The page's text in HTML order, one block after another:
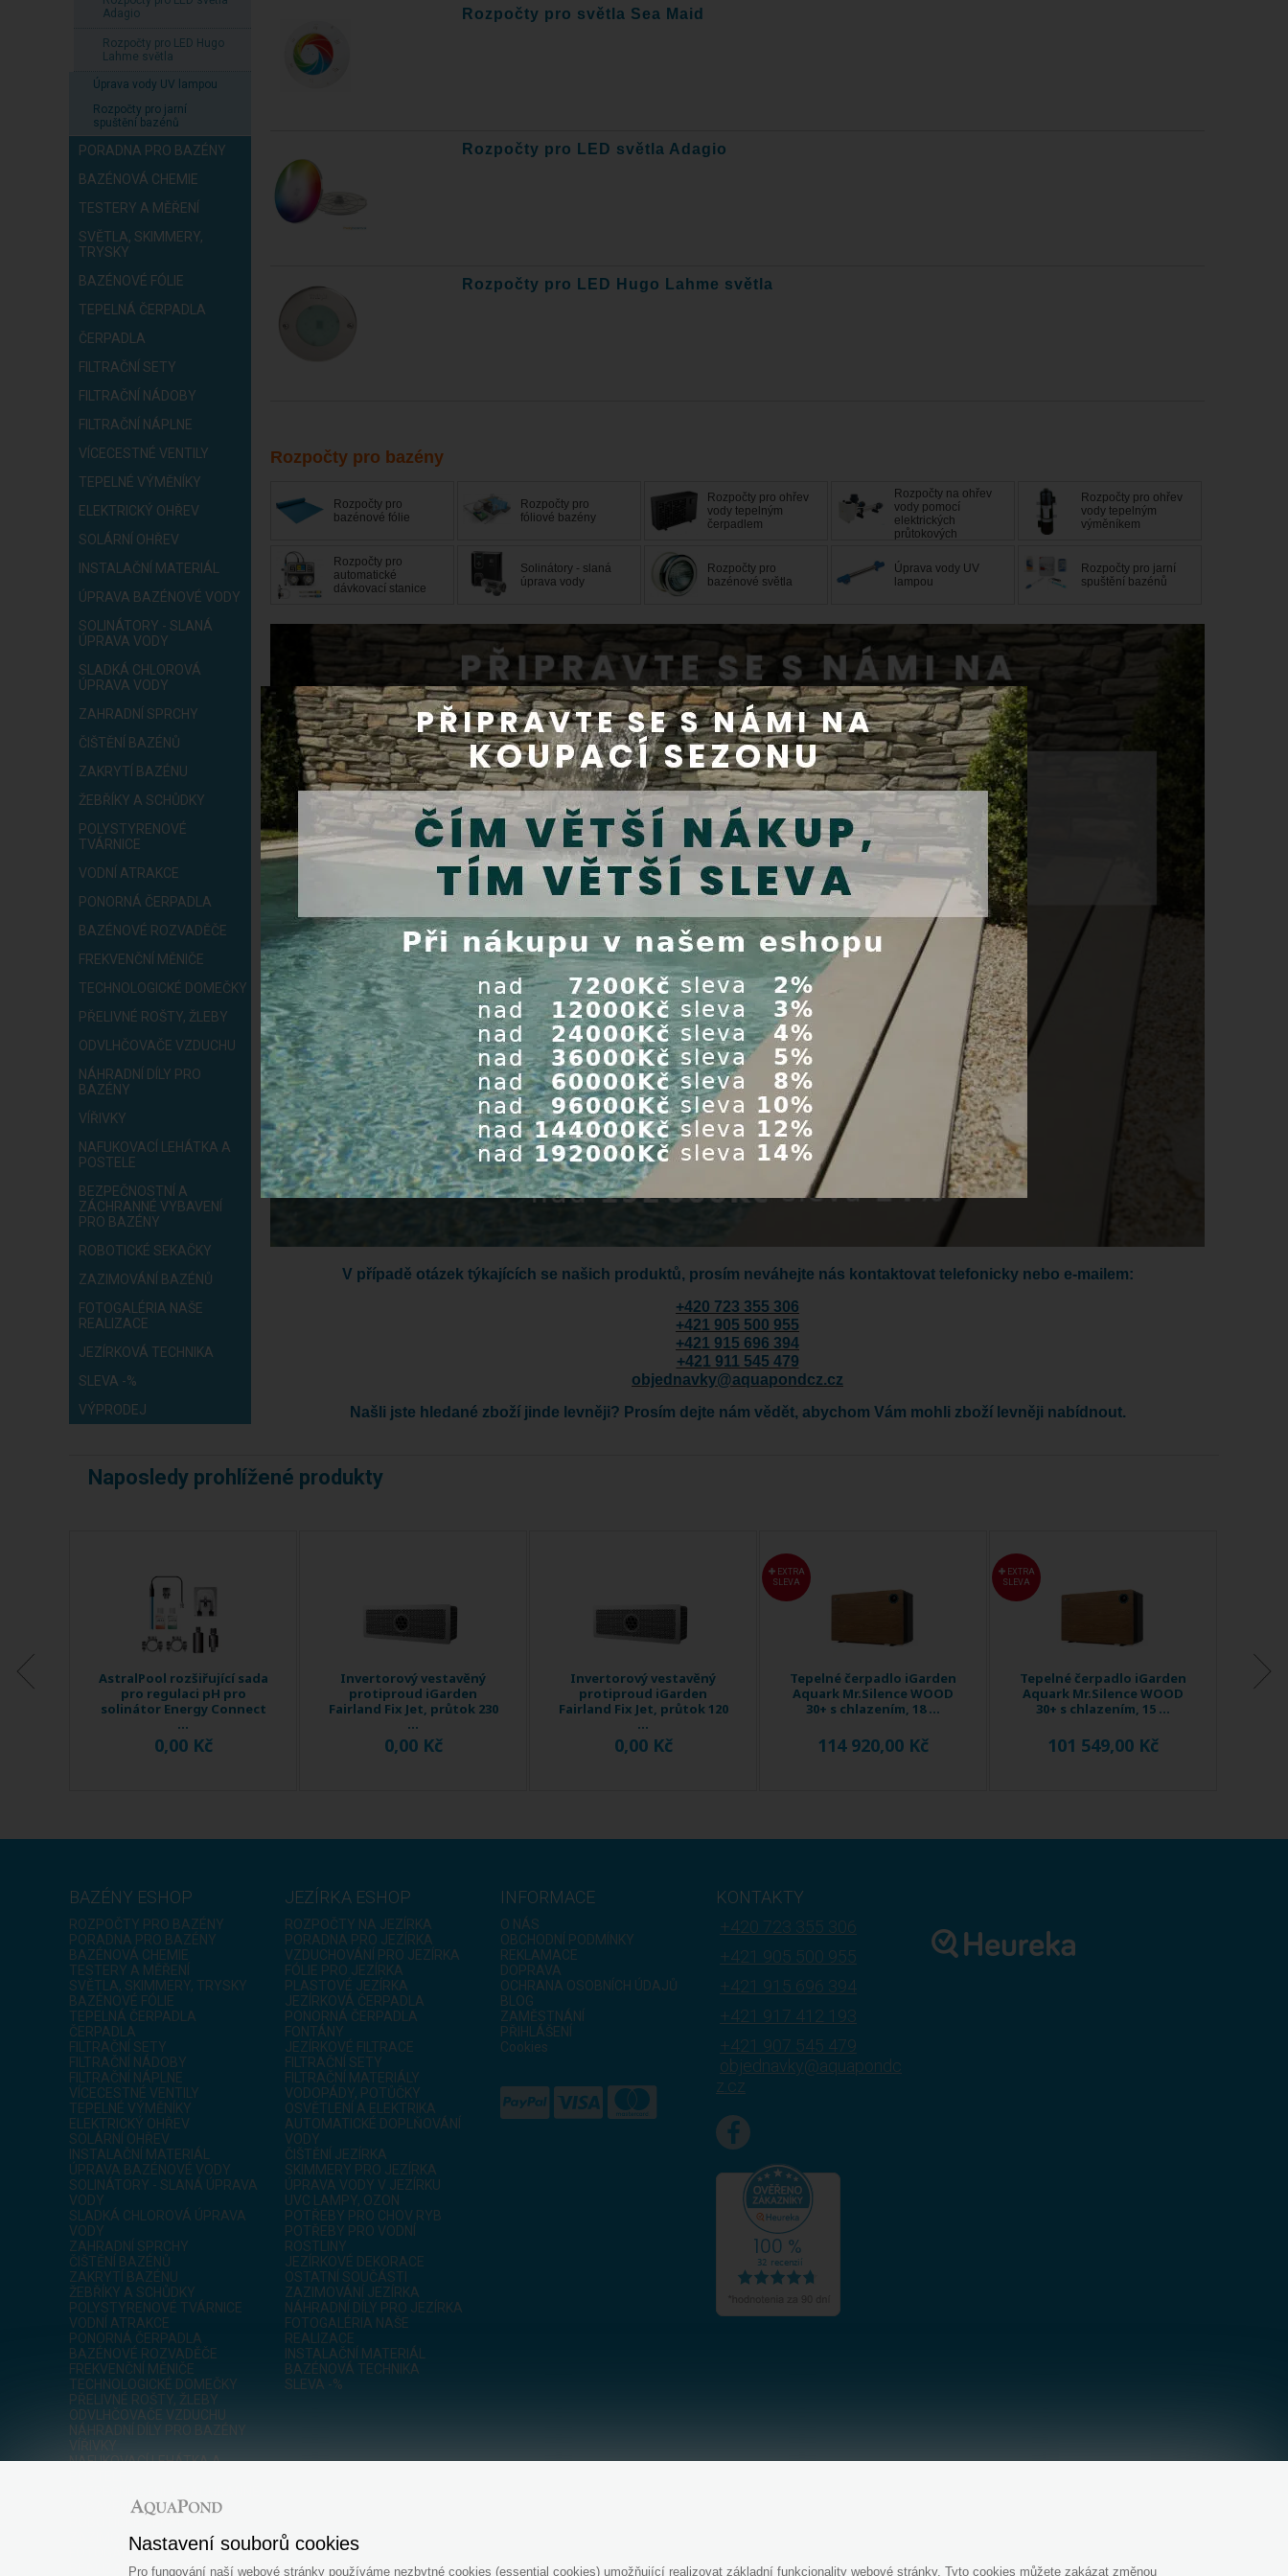
Adagio
Rozpočty pro LED Hugo
Lahme světla
Úprava vody UV lampou
Rozpočty pro jarní
spuštění bazénů
PORADNA PRO BAZÉNY
BAZÉNOVÁ CHEMIE
TESTERY A MĚŘENÍ
SVĚTLA, SKIMMERY,
TRYSKY
BAZÉNOVÉ FÓLIE
TEPELNÁ ČERPADLA
ČERPADLA
FILTRAČNÍ SETY
FILTRAČNÍ NÁDOBY
FILTRAČNÍ NÁPLNE
VÍCECESTNÉ VENTILY
TEPELNÉ VÝMĚNÍKY
ELEKTRICKÝ OHŘEV
SOLÁRNÍ OHŘEV
INSTALAČNÍ MATERIÁL
ÚPRAVA BAZÉNOVÉ VODY
SOLINÁTORY - SLANÁ
ÚPRAVA VODY
SLADKÁ CHLOROVÁ
ÚPRAVA VODY
ZAHRADNÍ SPRCHY
ČIŠTĚNÍ BAZÉNŮ
ZAKRYTÍ BAZÉNU
ŽEBŘÍKY A SCHŮDKY
POLYSTYRENOVÉ
TVÁRNICE
VODNÍ ATRAKCE
PONORNÁ ČERPADLA
BAZÉNOVÉ ROZVADĚČE
FREKVENČNÍ MĚNIČE
TECHNOLOGICKÉ DOMEČKY
PŘELIVNÉ ROŠTY, ŽLEBY
ODVLHČOVAČE VZDUCHU
NÁHRADNÍ DÍLY PRO
BAZÉNY
VÍŘIVKY
NAFUKOVACÍ LEHÁTKA A
POSTELE
BEZPEČNOSTNÍ A
ZÁCHRANNÉ VYBAVENÍ
PRO BAZÉNY
ROBOTICKÉ SEKAČKY
ZAZIMOVÁNÍ BAZÉNŮ
FOTOGALÉRIA NAŠE
REALIZACE
JEZÍRKOVÁ TECHNIKA
SLEVA -%
VÝPRODEJ
Rozpočty pro světla Sea Maid
Rozpočty pro LED světla Adagio
Rozpočty pro LED Hugo Lahme světla
Rozpočty pro bazény
Rozpočty pro
bazénové fólie
Rozpočty pro
fóliové bazény
Rozpočty pro ohřev
vody tepelným
čerpadlem
Rozpočty na ohřev
vody pomocí
elektrických
průtokových
Rozpočty pro ohřev
vody tepelným
výměníkem
Rozpočty pro
automatické
dávkovací stanice
Solinátory - slaná
úprava vody
Rozpočty pro
bazénové světla
Úprava vody UV
lampou
Rozpočty pro jarní
spuštění bazénů
V případě otázek týkajících se našich produktů, prosím neváhejte nás kontaktovat telefonicky nebo e-mailem:
+420 723 355 306
+421 905 500 955
+421 915 696 394
+421 911 545 479
objednavky@aquapondcz.cz
Našli jste hledané zboží jinde levněji? Prosím dejte nám vědět, abychom Vám mohli zboží levněji nabídnout.
Naposledy prohlížené produkty
AstralPool rozšiřující sada
pro regulaci pH pro
solinátor Energy Connect
...
0,00 Kč
Invertorový vestavěný
protiproud iGarden
Fairland Fix Jet, průtok 230
...
0,00 Kč
Invertorový vestavěný
protiproud iGarden
Fairland Fix Jet, průtok 120
...
0,00 Kč
EXTRA
SLEVA
Tepelné čerpadlo iGarden
Aquark Mr.Silence WOOD
30+ s chlazením, 18 ...
114 920,00 Kč
EXTRA
SLEVA
Tepelné čerpadlo iGarden
Aquark Mr.Silence WOOD
30+ s chlazením, 15 ...
101 549,00 Kč
BAZÉNY ESHOP
ROZPOČTY PRO BAZÉNY
PORADNA PRO BAZÉNY
BAZÉNOVÁ CHEMIE
TESTERY A MĚŘENÍ
SVĚTLA, SKIMMERY, TRYSKY
BAZÉNOVÉ FÓLIE
TEPELNÁ ČERPADLA
ČERPADLA
FILTRAČNÍ SETY
FILTRAČNÍ NÁDOBY
FILTRAČNÍ NÁPLNE
VÍCECESTNÉ VENTILY
TEPELNÉ VÝMĚNÍKY
ELEKTRICKÝ OHŘEV
SOLÁRNÍ OHŘEV
INSTALAČNÍ MATERIÁL
ÚPRAVA BAZÉNOVÉ VODY
SOLINÁTORY - SLANÁ ÚPRAVA
VODY
SLADKÁ CHLOROVÁ ÚPRAVA
VODY
ZAHRADNÍ SPRCHY
ČIŠTĚNÍ BAZÉNŮ
ZAKRYTÍ BAZÉNU
ŽEBŘÍKY A SCHŮDKY
POLYSTYRENOVÉ TVÁRNICE
VODNÍ ATRAKCE
PONORNÁ ČERPADLA
BAZÉNOVÉ ROZVADĚČE
FREKVENČNÍ MĚNIČE
TECHNOLOGICKÉ DOMEČKY
PŘELIVNÉ ROŠTY, ŽLEBY
ODVLHČOVAČE VZDUCHU
NÁHRADNÍ DÍLY PRO BAZÉNY
VÍŘIVKY
NAFUKOVACÍ LEHÁTKA A
VYBAVENÍ PRO BAZÉNY
ZAZIMOVÁNÍ BAZÉNŮ
FOTOGALÉRIA NAŠE
REALIZACE
JEZÍRKA ESHOP
ROZPOČTY NA JEZÍRKA
PORADNA PRO JEZÍRKA
VZDUCHOVÁNÍ PRO JEZÍRKA
FÓLIE PRO JEZÍRKA
PLASTOVÉ JEZÍRKA
JEZÍRKOVÁ ČERPADLA
PONORNÁ ČERPADLA
FONTÁNY
JEZÍRKOVÉ FILTRACE
FILTRAČNÍ SETY
FILTRAČNÍ MATERIÁLY
VODOPÁDY, POTŮČKY
OSVĚTLENÍ A ELEKTRIKA
AUTOMATICKÉ DOPLŇOVÁNÍ
VODY
ČIŠTĚNÍ JEZÍRKA
SKIMMERY PRO JEZÍRKA
ÚPRAVA VODY V JEZÍRKU
UVC LAMPY, OZON
POTŘEBY PRO CHOV RYB
POTŘEBY PRO VODNÍ
ROSTLINY
JEZÍRKOVÉ DEKORACE
OSTATNÍ SOUČÁSTI
ZAZIMOVÁNÍ JEZÍRKA
NÁHRADNÍ DÍLY PRO JEZÍRKA
FOTOGALÉRIA NAŠE
REALIZACE
INSTALAČNÍ MATERIÁL
BAZÉNOVÁ TECHNIKA
SLEVA -%
INFORMACE
O NÁS
OBCHODNÍ PODMÍNKY
REKLAMACE
DOPRAVA
OCHRANA OSOBNÍCH ÚDAJŮ
BLOG
ZAMĚSTNÁNÍ
PŘIHLÁŠENÍ
Cookies
KONTAKTY
+420 723 355 306
+421 905 500 955
+421 915 696 394
+421 917 412 193
+421 907 545 479
objednavky@aquapondc
z.cz
Nastavení souborů cookies
Pro fungování naší webové stránky používáme nezbytné cookies (essential cookies) umožňující realizovat základní funkcionality webové stránky. Tyto cookies můžete zakázat změnou